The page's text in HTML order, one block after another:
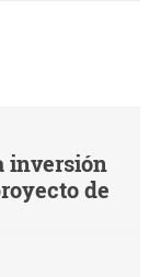
inversión
de